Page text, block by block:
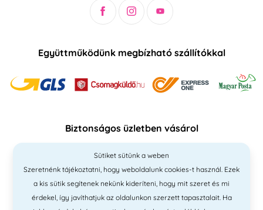
Együttműködünk megbízható szállítókkal
Biztonságos üzletben vásárol
Sütiket sütünk a weben
Szeretnénk tájékoztatni, hogy weboldalunk cookies-t használ. Ezek
a kis sütik segítenek nekünk kideríteni, hogy mit szeret és mi
érdekel, így javíthatjuk az oldalunkon szerzett tapasztalait. Ha